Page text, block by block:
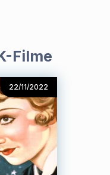
Filme
22/11/2022